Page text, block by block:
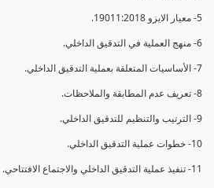
5- معيار الايزو 19011:2018.
6- منهج العملية في التدقيق الداخلي.
7- الأساسيات المتعلقة بعملية التدقيق الداخلي.
8- تعريف عدم المطابقة والملاحظات.
9- الترتيب والتنظيم للتدقيق الداخلي.
10- خطوات عملية التدقيق الداخلي.
11- تنفيذ عملية التدقيق الداخلي والاجتماع الافتتاحي.